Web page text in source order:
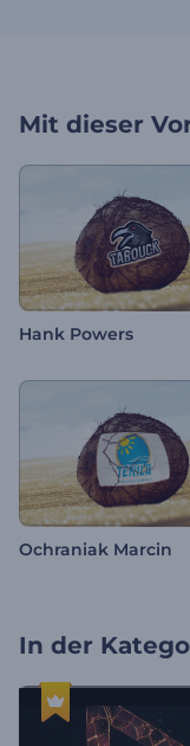
Mit dieser
Hank Powers
Ochraniak Marcin
In der